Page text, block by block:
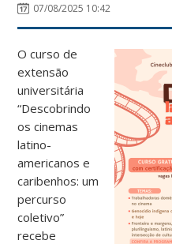
07/08/2025 10:42
O curso de
extensão
universitária
“Descobrindo
os cinemas
latino-
americanos e
caribenhos: um
percurso
coletivo”
recebe